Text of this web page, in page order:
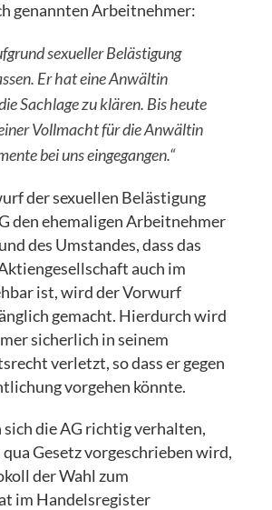
genannten Arbeitnehmer:
sexueller Belästigung
Er hat eine Anwältin
Sachlage zu klären. Bis heute
Vollmacht für die Anwältin
bei uns eingegangen.“
der sexuellen Belästigung
den ehemaligen Arbeitnehmer
des Umstandes, dass das
auch im
ist, wird der Vorwurf
gemacht. Hierdurch wird
sicherlich in seinem
verletzt, so dass er gegen
vorgehen könnte.
sich die AG richtig verhalten,
Gesetz vorgeschrieben wird,
der Wahl zum
im Handelsregister